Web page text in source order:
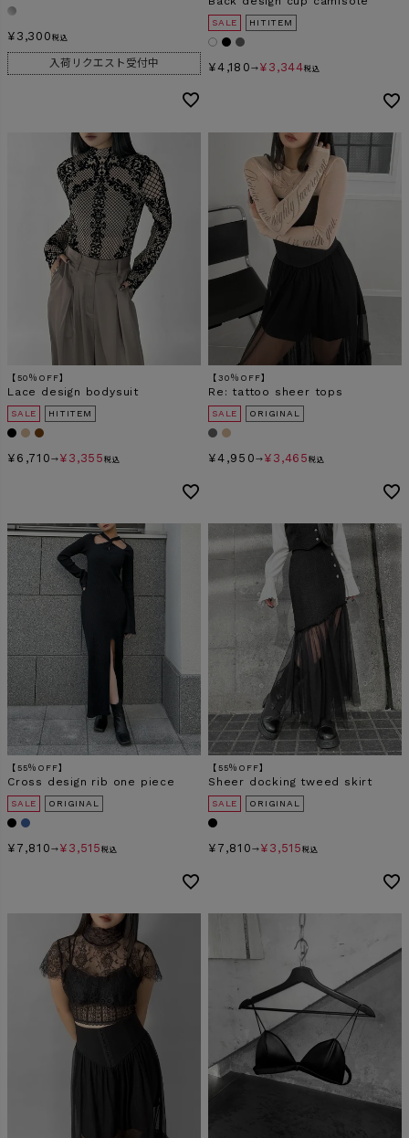
¥ 3,300 税込
入荷リクエスト受付中
SALE HITITEM
¥4,180 → ¥ 3,344税込
【50％OFF】
Lace design bodysuit
SALE HITITEM
¥ 6,710 → ¥ 3,355 税込
【30％OFF】
Re: tattoo sheer tops
SALE ORIGINAL
¥4,950 → ¥ 3,465 税込
【55％OFF】
Cross design rib one piece
SALE ORIGINAL
¥ 7,810 → ¥ 3,515 税込
【55％OFF】
Sheer docking tweed skirt
SALE ORIGINAL
¥ 7,810 → ¥ 3,515 税込